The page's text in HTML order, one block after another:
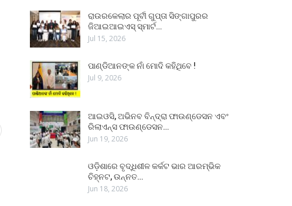
ରାଉରକେଲାର ପୂର୍ବୀ ଗୁପ୍ତା ସିଙ୍ଗାପୁରର
ଜିଆଇଆଇଏସ୍ ସ୍ମାର୍ଟ…
Jul 15, 2026
ପାଣ୍ଡିଆନଙ୍କ ନାଁ ମୋଦି କହିଥିବେ !
Jul 9, 2026
ଆଇଓସି, ଅଭିନବ ବିନ୍ଦ୍ରା ଫାଉଣ୍ଡେସନ ଏବଂ
ରିଲାଏନ୍ସ ଫାଉଣ୍ଡେସନ…
Jun 19, 2026
ଓଡ଼ିଶାରେ ବୃଦ୍ଧିଶୀଳ କର୍କଟ ଭାର ଆରମ୍ଭିକ
ଚିହ୍ନଟ, ଉନ୍ନତ…
Jun 18, 2026